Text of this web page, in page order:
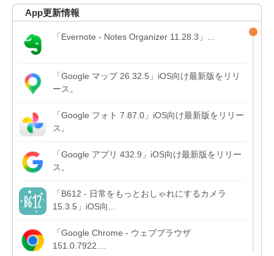
App更新情報
「Evernote - Notes Organizer 11.28.3」...
「Google マップ 26.32.5」iOS向け最新版をリリ
ース。
「Google フォト 7.87.0」iOS向け最新版をリリー
ス。
「Google アプリ 432.9」iOS向け最新版をリリー
ス。
「B612 - 日常をもっとおしゃれにするカメラ
15.3.5」iOS向...
「Google Chrome - ウェブブラウザ
151.0.7922....